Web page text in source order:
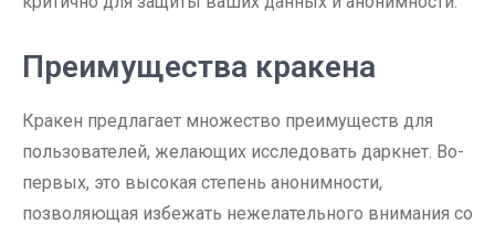
Преимущества кракена
Кракен предлагает множество преимуществ для
пользователей, желающих исследовать даркнет. Во-
первых, это высокая степень анонимности,
позволяющая избежать нежелательного внимания со